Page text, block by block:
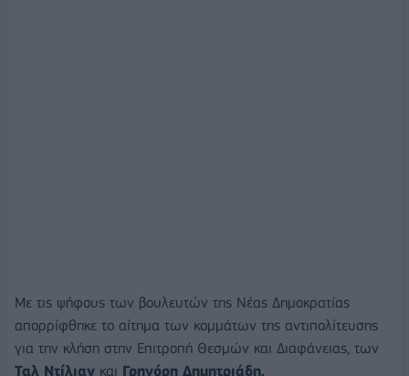
Με τις ψήφους των βουλευτών της Νέας Δημοκρατίας
απορρίφθηκε το αίτημα των κομμάτων της αντιπολίτευσης
για την κλήση στην Επιτροπή Θεσμών και Διαφάνειας, των
Ταλ Ντίλιαν και Γρηγόρη Δημητριάδη.